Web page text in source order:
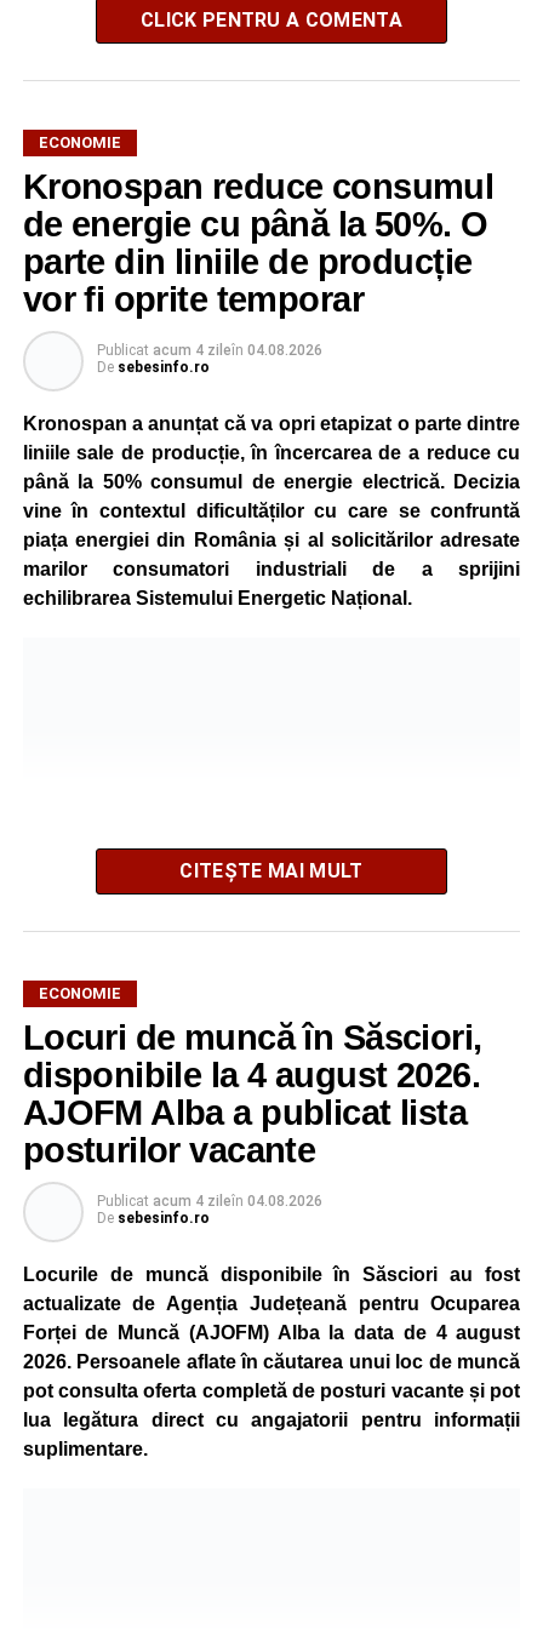
CLICK PENTRU A COMENTA
ECONOMIE
Kronospan reduce consumul
de energie cu până la 50%. O
parte din liniile de producție
vor fi oprite temporar
Publicat acum 4 zileîn 04.08.2026
De sebesinfo.ro
Kronospan a anunțat că va opri etapizat o parte dintre
liniile sale de producție, în încercarea de a reduce cu
până la 50% consumul de energie electrică. Decizia
vine în contextul dificultăților cu care se confruntă
piața energiei din România și al solicitărilor adresate
marilor consumatori industriali de a sprijini
echilibrarea Sistemului Energetic Național.
Potrivit unui comunicat al companiei, măsura va fi aplicată
gradual, în funcție de necesitățile sistemului energetic.
Reprezentanții Kronospan precizează că evoluția situației
este monitorizată permanent, iar activitatea va reveni la
capacitate normală imediat ce condițiile vor permite.
Compania dă asigurări că oprirea temporară a unor linii
de producție nu va afecta livrările către clienți.
Kronospan se numără printre cei mai mari consumatori de
energie electrică din România. O parte din necesarul
energetic este acoperită prin producția proprie de energie,
realizată cu ajutorul panourilor fotovoltaice și al unităților
de cogenerare.
Reprezentanții companiei afirmă că vor continua
colaborarea cu autoritățile și operatorii din domeniul
energetic pentru a contribui la depășirea perioadei dificile
CITEȘTE MAI MULT
ECONOMIE
Locuri de muncă în Săsciori,
disponibile la 4 august 2026.
AJOFM Alba a publicat lista
posturilor vacante
Publicat acum 4 zileîn 04.08.2026
De sebesinfo.ro
Locurile de muncă disponibile în Săsciori au fost
actualizate de Agenția Județeană pentru Ocuparea
Forței de Muncă (AJOFM) Alba la data de 4 august
2026. Persoanele aflate în căutarea unui loc de muncă
pot consulta oferta completă de posturi vacante și pot
lua legătura direct cu angajatorii pentru informații
suplimentare.